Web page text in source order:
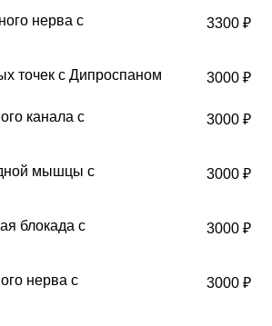
нерва с
3300 ₽
точек с Дипроспаном 3000 ₽
канала с
3000 ₽
мышцы с
3000 ₽
блокада с
3000 ₽
нерва с
3000 ₽